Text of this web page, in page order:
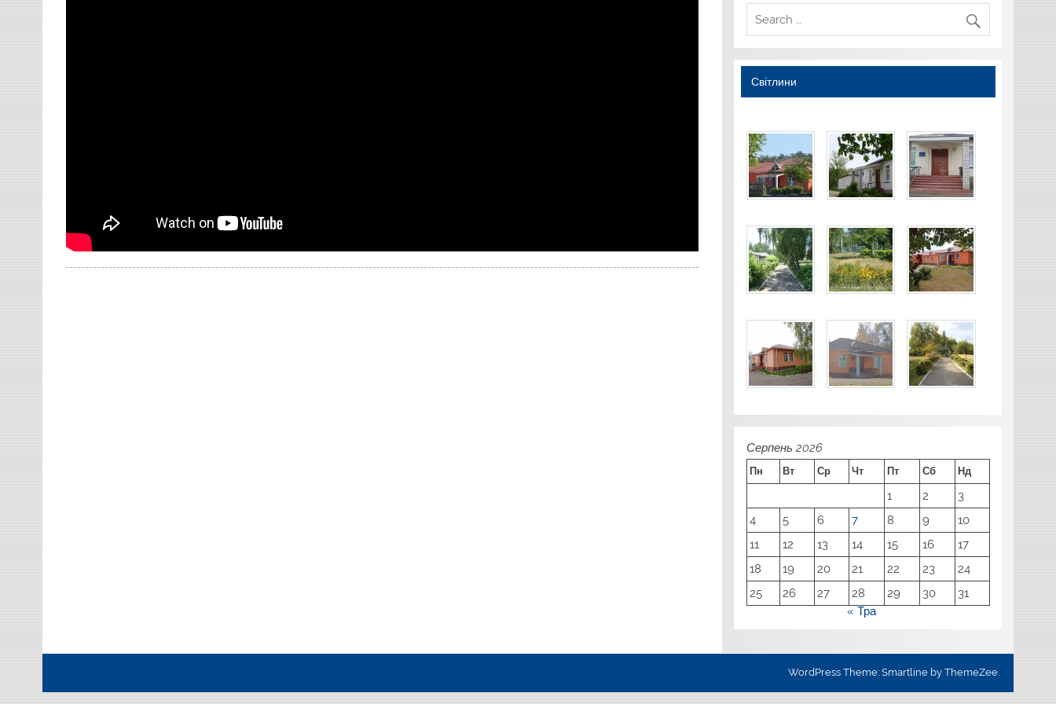
Світлини
Серпень 2026
Пн Вт Ср Чт Пт Сб Нд
1 2
3
4
5 6 7 8 9
10
11
12 13 14 15 16
17
18
19 20 21 22 23
24
25
26 27 28 29 30
31
« Тра
WordPress Theme: Smartline by ThemeZee.